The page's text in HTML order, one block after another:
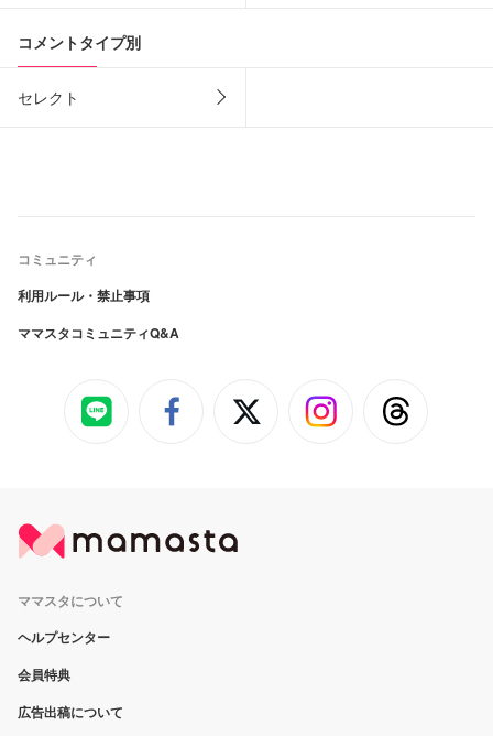
コメントタイプ別
セレクト
コミュニティ
利用ルール・禁止事項
ママスタコミュニティQ&A
ママスタについて
ヘルプセンター
会員特典
広告出稿について